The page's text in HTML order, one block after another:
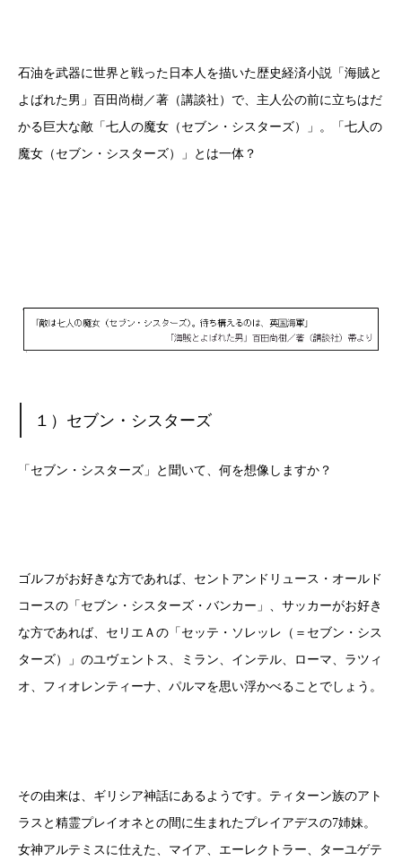
石油を武器に世界と戦った日本人を描いた歴史経済小説「海賊と
よばれた男」百田尚樹／著（講談社）で、主人公の前に立ちはだ
かる巨大な敵「七人の魔女（セブン・シスターズ）」。「七人の
魔女（セブン・シスターズ）」とは一体？
１）セブン・シスターズ
「セブン・シスターズ」と聞いて、何を想像しますか？
ゴルフがお好きな方であれば、セントアンドリュース・オールド
コースの「セブン・シスターズ・バンカー」、サッカーがお好き
な方であれば、セリエＡの「セッテ・ソレッレ（＝セブン・シス
ターズ）」のユヴェントス、ミラン、インテル、ローマ、ラツィ
オ、フィオレンティーナ、パルマを思い浮かべることでしょう。
その由来は、ギリシア神話にあるようです。ティターン族のアト
ラスと精霊プレイオネとの間に生まれたプレイアデスの7姉妹。
女神アルテミスに仕えた、マイア、エーレクトラー、ターユゲテ